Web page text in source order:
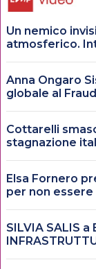
Un nemico
atmosferico.
Anna Ongaro
globale al
Cottarelli
stagnazione
Elsa Fornero
per non
SILVIA SALIS a